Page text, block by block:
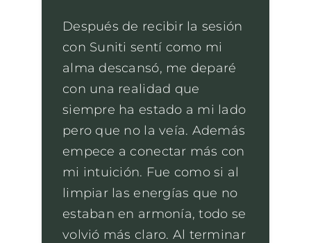
Después de recibir la sesión
con Suniti sentí como mi
alma descansó, me deparé
con una realidad que
siempre ha estado a mi lado
pero que no la veía. Además
empece a conectar más con
mi intuición. Fue como si al
limpiar las energías que no
estaban en armonía, todo se
volvió más claro. Al terminar